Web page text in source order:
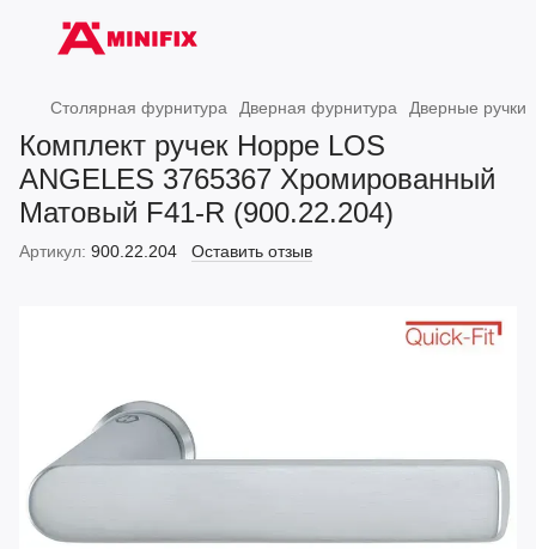
Столярная фурнитура Дверная фурнитура Дверные ручки
Комплект ручек Hoppe LOS
ANGELES 3765367 Хромированный
Матовый F41-R (900.22.204)
Артикул: 900.22.204 Оставить отзыв